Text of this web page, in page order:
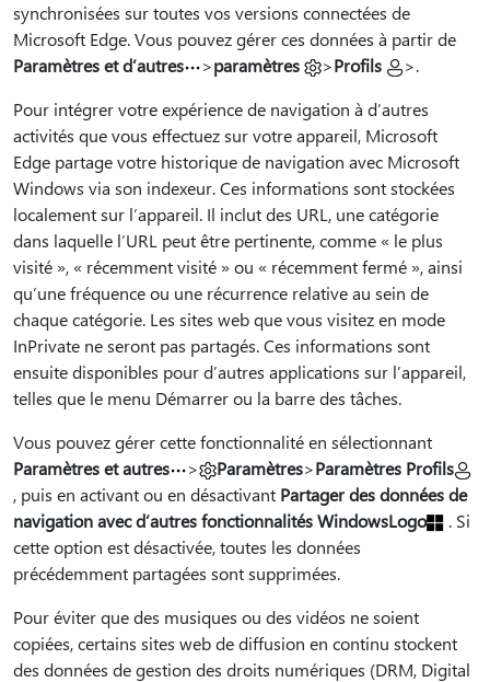
synchronisées sur toutes vos versions connectées de
Microsoft Edge. Vous pouvez gérer ces données à partir de
Paramètres et d’autres
>paramètres >Profils
>.
Pour intégrer votre expérience de navigation à d’autres
activités que vous effectuez sur votre appareil, Microsoft
Edge partage votre historique de navigation avec Microsoft
Windows via son indexeur. Ces informations sont stockées
localement sur l’appareil. Il inclut des URL, une catégorie
dans laquelle l’URL peut être pertinente, comme « le plus
visité », « récemment visité » ou « récemment fermé », ainsi
qu’une fréquence ou une récurrence relative au sein de
chaque catégorie. Les sites web que vous visitez en mode
InPrivate ne seront pas partagés. Ces informations sont
ensuite disponibles pour d’autres applications sur l’appareil,
telles que le menu Démarrer ou la barre des tâches.
Vous pouvez gérer cette fonctionnalité en sélectionnant
Paramètres et autres
> Paramètres>Paramètres Profils
, puis en activant ou en désactivant Partager des données de
navigation avec d’autres fonctionnalités WindowsLogo
. Si
cette option est désactivée, toutes les données
précédemment partagées sont supprimées.
Pour éviter que des musiques ou des vidéos ne soient
copiées, certains sites web de diffusion en continu stockent
des données de gestion des droits numériques (DRM, Digital